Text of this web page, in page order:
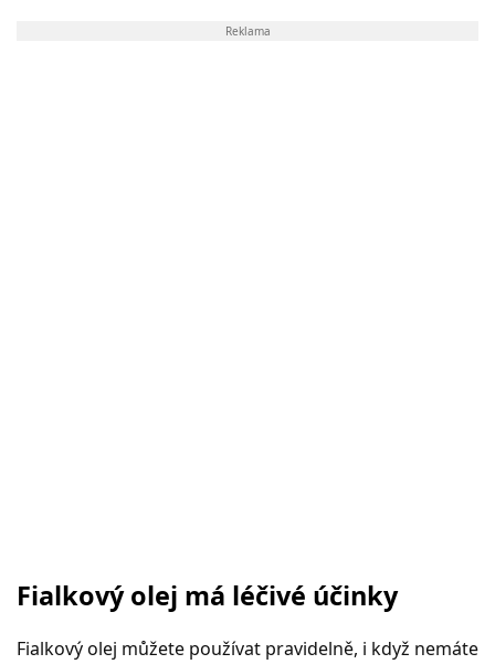
Reklama
Fialkový olej má léčivé účinky
Fialkový olej můžete používat pravidelně, i když nemáte